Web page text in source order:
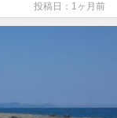
投稿日：1ヶ月前